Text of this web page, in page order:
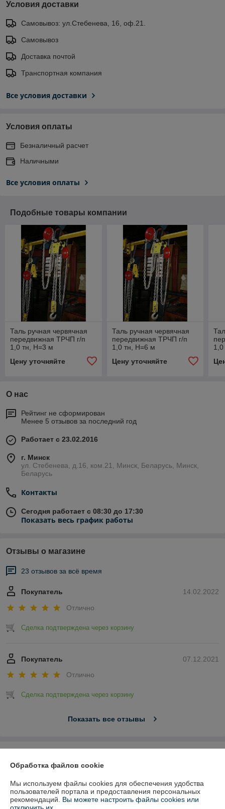
Условия доставки
Самовывоз: ул.Стебенева, 16, оф.21.
Самовывоз
Доставка почтой
Транспортная компания
Все условия доставки
Условия оплаты
Безналичный расчет
Наличными
Все условия оплаты
Подобные товары компании
Таль ручная червячная
передвижная ТРЧП г/п
1,0 тн, H=3 м
Цену уточняйте
Таль ручная червячная
передвижная ТРЧП г/п
1,0 тн, H=6 м
Цену уточняйте
О нас
Рейтинг не сформирован
Менее 5 отзывов за последний год
Работает с 23.02.2016
г. Минск
ул. Стебенева, д.16, ком.21, Минск, Беларусь, Минск,
Беларусь
Контакты
Сегодня работает с 08:30 до 17:30
Показать весь график работы
Отзывы о магазине
23 отзывов за всё время
14.02.2022
Покупатель
Отлично
Сделка подтверждена через корзину
07.12.2021
Покупатель
Отлично
Сделка подтверждена через корзину
Показать все отзывы
Доставка и оплата
Обработка файлов cookie
Мы используем файлы cookies для обеспечения удобства
пользователей портала и предоставления персональных
рекомендаций. Вы можете настроить файлы cookies или